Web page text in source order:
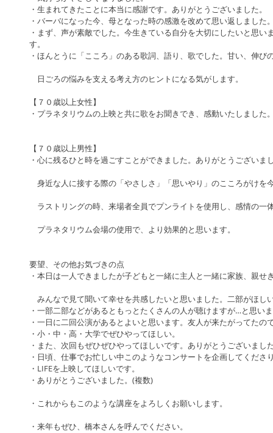
・生まれてきたことに本当に感謝です。ありがとうございました。
・バーバになった今、母となった時の感激を改めて思い返しまし
・まず、声が素敵でした。今生きている自分を大切にしたいと思い
す。
・ほんとうに「こころ」のある歌詞、語り、歌でした。甘い、伸び
日ごろの悩みを支える考え方のヒントになる気がします。
【７０歳以上女性】
・プラネタリウムの上映と共に歌をお聞きでき、感動いたしました
【７０歳以上男性】
・心に残るひと時を過ごすことができました。ありがとうございま
身近な人に接する際の「やさしさ」「思いやり」のこころがけを
ラストリングの時、来場者全員でプンライトを使用し、感情の一
プラネタリウム会場の使用で、より効果的と思います。
要望、その他お気づきの点
・本日は一人できましたが子どもと一緒に主人と一緒に家族、親せ
みんなで見て聞いて幸せを共感したいと思いました。二部がほし
・一部二部などがあるともっとたくさんの人が聴けますが…と思い
・一日に二回公演があるとよいと思います。友人が来たがってたの
・小・中・高・大学でぜひやってほしい。
・また、次回もぜひぜひやってほしいです。ありがとうございまし
・日頃、仕事でお忙しい中このようなコンサートを企画してくださ
・LIFEを上映してほしいです。
・ありがとうございました。(複数)
・これからもこのような講座をよろしくお願いします。
・来年もぜひ、橋本さんを呼んでください。